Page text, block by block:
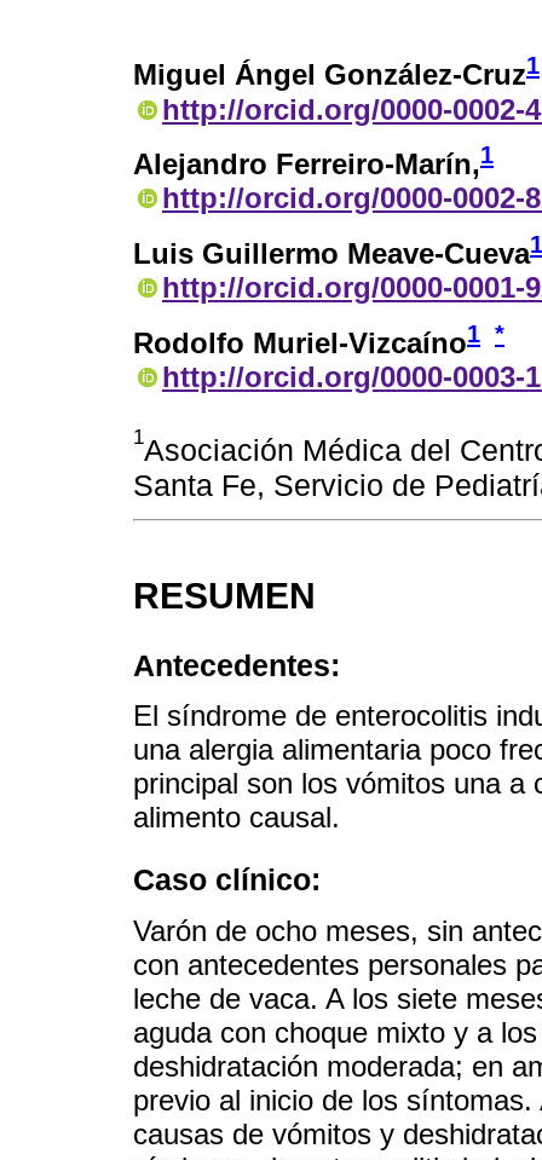
Miguel Ángel González-Cruz1
http://orcid.org/0000-0002-
Alejandro Ferreiro-Marín,1
http://orcid.org/0000-0002-
Luis Guillermo Meave-Cueva1
http://orcid.org/0000-0001-
Rodolfo Muriel-Vizcaíno1 *
http://orcid.org/0000-0003-
1Asociación Médica del
Santa Fe, Servicio de
RESUMEN
Antecedentes:
El síndrome de enterocolitis
una alergia alimentaria poco
principal son los vómitos una a
alimento causal.
Caso clínico:
Varón de ocho meses, sin
con antecedentes personales
leche de vaca. A los siete
aguda con choque mixto y a
deshidratación moderada; en
previo al inicio de los
causas de vómitos y